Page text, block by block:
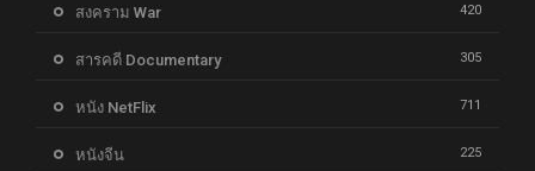
สงคราม War 420
สารคดี Documentary 305
หนัง NetFlix 711
หนังจีน 225